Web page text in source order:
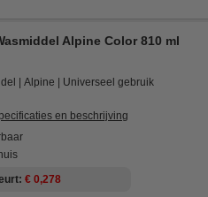
Alpine Color 810 ml
Alpine Universeel gebruik
en beschrijving
€ 0,278